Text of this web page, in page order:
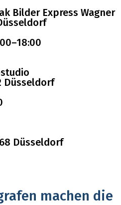
Bilder Express Wagner
Düsseldorf
Düsseldorf
machen die